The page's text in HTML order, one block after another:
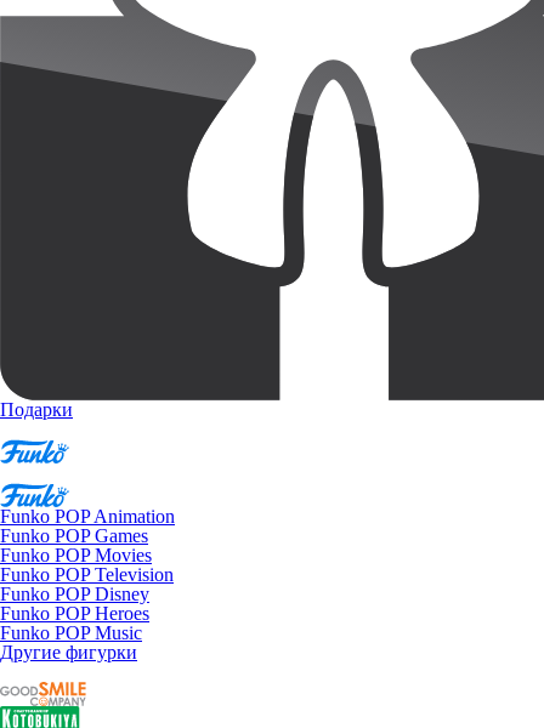
Подарки
Funko POP Animation
Funko POP Games
Funko POP Movies
Funko POP Television
Funko POP Disney
Funko POP Heroes
Funko POP Music
Другие фигурки